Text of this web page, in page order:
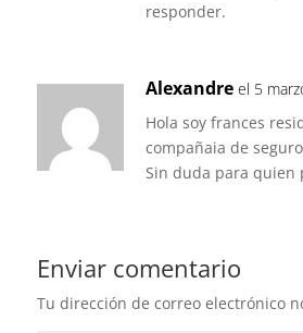
responder.
Alexandre el 5
Hola soy frances
compañaia de
Sin duda para quien
Enviar comentario
Tu dirección de correo electrónico